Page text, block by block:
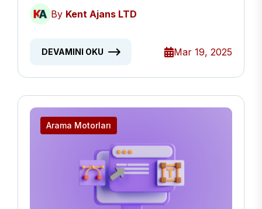
By Kent Ajans LTD
DEVAMINI OKU Mar 19, 2025
Arama Motorları